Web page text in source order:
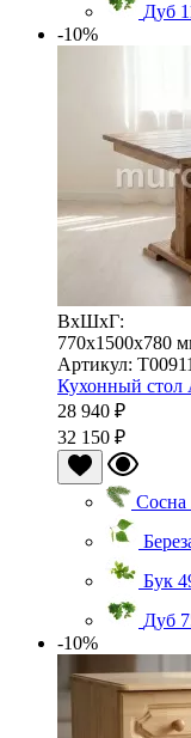
Дуб
-10%
ВхШхГ:
770x1500x780
Артикул:
Кухонный стол
28 940 ₽
32 150 ₽
Сосна
Бук
Дуб
-10%